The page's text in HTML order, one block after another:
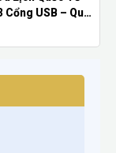
Cổng USB – Quà
Nghiệp Cao